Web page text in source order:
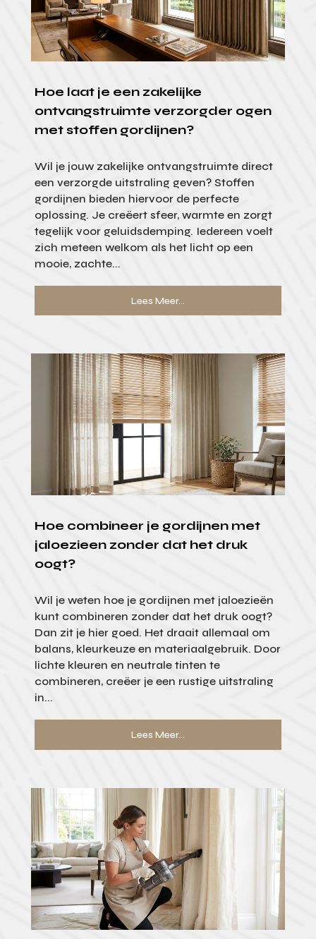
Hoe laat je een zakelijke
ontvangstruimte verzorgder ogen
met stoffen gordijnen?
Wil je jouw zakelijke ontvangstruimte direct
een verzorgde uitstraling geven? Stoffen
gordijnen bieden hiervoor de perfecte
oplossing. Je creëert sfeer, warmte en zorgt
tegelijk voor geluidsdemping. Iedereen voelt
zich meteen welkom als het licht op een
mooie, zachte...
Lees Meer...
Hoe combineer je gordijnen met
jaloezieen zonder dat het druk
oogt?
Wil je weten hoe je gordijnen met jaloezieën
kunt combineren zonder dat het druk oogt?
Dan zit je hier goed. Het draait allemaal om
balans, kleurkeuze en materiaalgebruik. Door
lichte kleuren en neutrale tinten te
combineren, creëer je een rustige uitstraling
in...
Lees Meer...